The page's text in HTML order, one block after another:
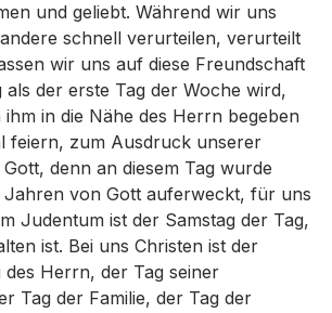
und geliebt. Während wir uns
schnell verurteilen, verurteilt
wir uns auf diese Freundschaft
als der erste Tag der Woche wird,
in die Nähe des Herrn begeben
feiern, zum Ausdruck unserer
denn an diesem Tag wurde
von Gott auferweckt, für uns
Judentum ist der Samstag der Tag,
ist. Bei uns Christen ist der
des Herrn, der Tag seiner
Tag der Familie, der Tag der